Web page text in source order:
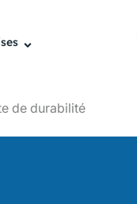
de durabilité